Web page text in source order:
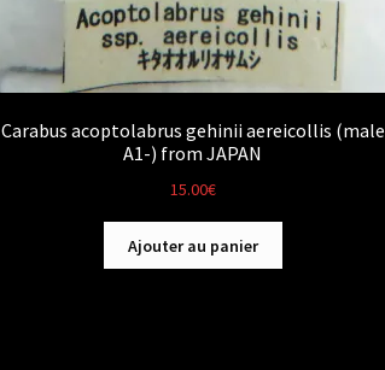
Carabus acoptolabrus gehinii aereicollis (male
A1-) from JAPAN
15.00€
Ajouter au panier